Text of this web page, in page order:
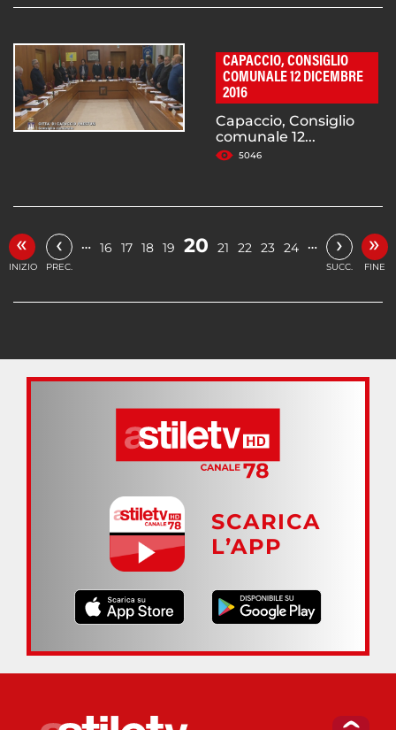
CAPACCIO, CONSIGLIO
COMUNALE 12 DICEMBRE
2016
Capaccio, Consiglio
comunale 12...
5046
«
INIZIO
‹
PREC.
… 16 17 18 19 20 21 22 23 24 … ›
SUCC.
»
FINE
SCARICA
L’APP